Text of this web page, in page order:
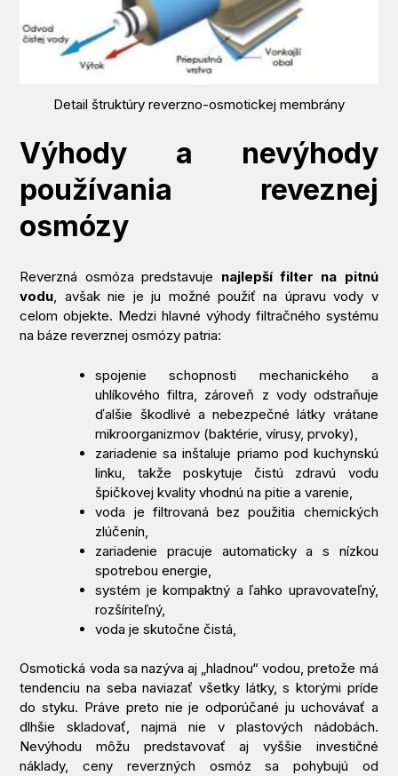
Detail štruktúry reverzno-osmotickej membrány
Výhody a nevýhody
používania reveznej
osmózy
Reverzná osmóza predstavuje najlepší filter na pitnú
vodu, avšak nie je ju možné použiť na úpravu vody v
celom objekte. Medzi hlavné výhody filtračného systému
na báze reverznej osmózy patria:
spojenie schopnosti mechanického a
uhlíkového filtra, zároveň z vody odstraňuje
ďalšie škodlivé a nebezpečné látky vrátane
mikroorganizmov (baktérie, vírusy, prvoky),
zariadenie sa inštaluje priamo pod kuchynskú
linku, takže poskytuje čistú zdravú vodu
špičkovej kvality vhodnú na pitie a varenie,
voda je filtrovaná bez použitia chemických
zlúčenín,
zariadenie pracuje automaticky a s nízkou
spotrebou energie,
systém je kompaktný a ľahko upravovateľný,
rozšíriteľný,
voda je skutočne čistá,
Osmotická voda sa nazýva aj „hladnou“ vodou, pretože má
tendenciu na seba naviazať všetky látky, s ktorými príde
do styku. Práve preto nie je odporúčané ju uchovávať a
dlhšie skladovať, najmä nie v plastových nádobách.
Nevýhodu môžu predstavovať aj vyššie investičné
náklady, ceny reverzných osmóz sa pohybujú od